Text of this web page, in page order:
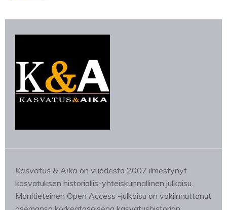
Kasvatus & Aika on vuodesta 2007 ilmestynyt
kasvatuksen historiallis-yhteiskunnallinen julkaisu.
Monitieteinen Open Access -julkaisu on vakiinnuttanut